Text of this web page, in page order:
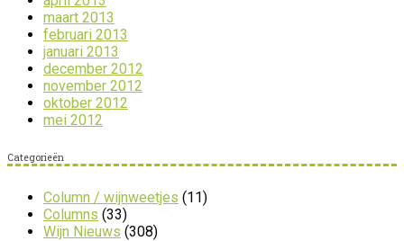
maart 2013
februari 2013
januari 2013
december 2012
november 2012
oktober 2012
mei 2012
Categorieën
Column / wijnweetjes (11)
Columns (33)
Wijn Nieuws (308)